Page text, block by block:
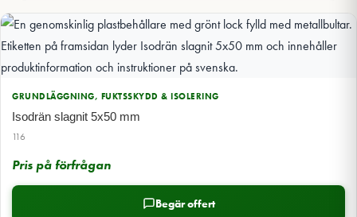
GRUNDLÄGGNING, FUKTSSKYDD & ISOLERING
Isodrän slagnit 5x50 mm
116
Pris på förfrågan
Begär offert